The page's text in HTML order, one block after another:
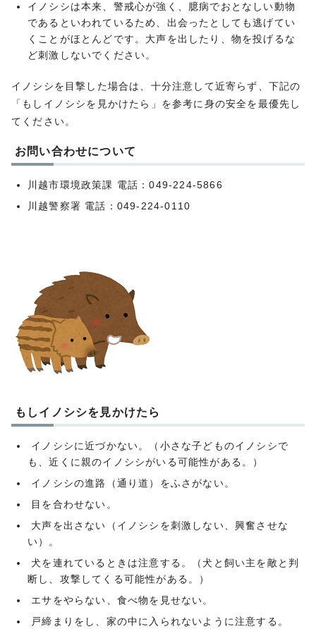
イノシシは本来、警戒心が強く、臆病でおとなしい動物
であるといわれているため、出会ったとしても逃げてい
くことがほとんどです。大声を出したり、物を投げるな
ど刺激しないでください。
イノシシを目撃した場合は、十分注意して近寄らず、下記の
「もしイノシシを見かけたら」を参考に身の安全を最優先し
てください。
お問い合わせについて
川越市環境政策課 電話：049-224-5866
川越警察署 電話：049-224-0110
もしイノシシを見かけたら
イノシシに近づかない。（小さな子どものイノシシで
も、近くに親のイノシシがいる可能性がある。）
イノシシの進路（通り道）をふさがない。
目を合わせない。
大声を出さない（イノシシを刺激しない、興奮させな
い）。
犬を連れているときは注意する。（犬と飼い主を敵と判
断し、攻撃してくる可能性がある。）
エサをやらない、食べ物を見せない。
戸締まりをし、家の中に入られないように注意する。